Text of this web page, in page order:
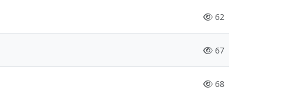
62
67
68